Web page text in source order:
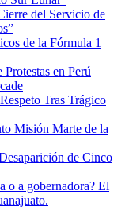
del Servicio de
de la Fórmula 1
en Perú
Tras Trágico
Misión Marte de la
de Cinco
o a gobernadora? El